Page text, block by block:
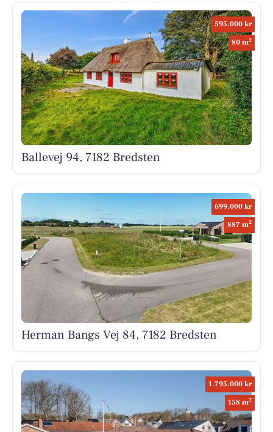
595.000 kr
80 m2
Ballevej 94, 7182 Bredsten
699.000 kr
887 m2
Herman Bangs Vej 84, 7182 Bredsten
1.795.000 kr
158 m2